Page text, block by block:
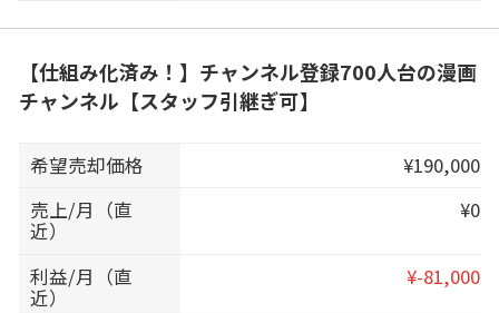
【仕組み化済み！】チャンネル登録700人台の漫画
チャンネル【スタッフ引継ぎ可】
希望売却価格
¥190,000
売上/月（直
近）
¥0
利益/月（直
近）
¥-81,000